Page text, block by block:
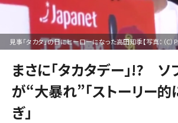
見事「タカタ」の日にヒーローになった高田知季【写真：（C）
まさに「タカタデー」!? ソ
が“大暴れ”「ストーリー的
ぎ」